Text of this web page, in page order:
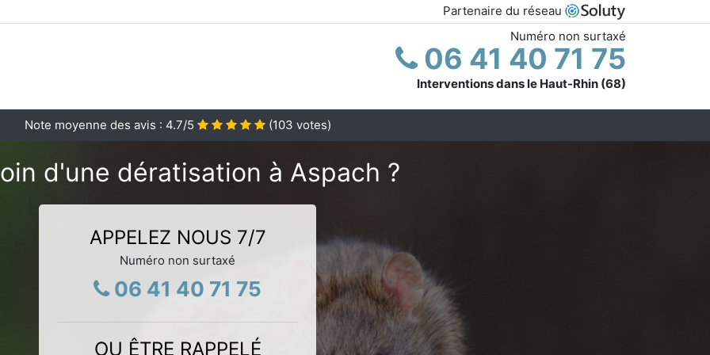
Partenaire du réseau
Numéro non surtaxé
06 41 40 71 75
Interventions dans le Haut-Rhin (68)
Note moyenne des avis : 4.7/5 (103 votes)
d'une dératisation à Aspach ?
APPELEZ NOUS 7/7
Numéro non surtaxé
06 41 40 71 75
OU ÊTRE RAPPELÉ